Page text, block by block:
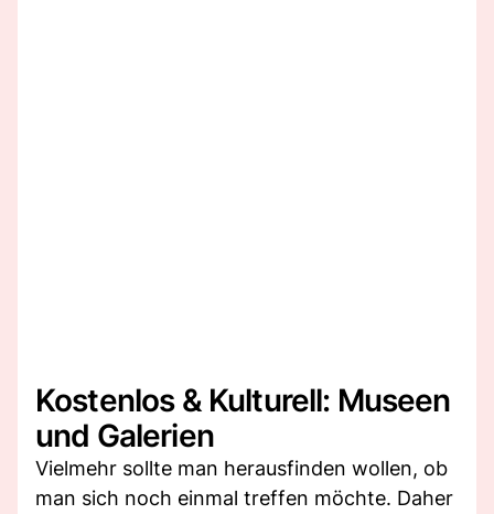
Kostenlos & Kulturell: Museen
und Galerien
Vielmehr sollte man herausfinden wollen, ob
man sich noch einmal treffen möchte. Daher